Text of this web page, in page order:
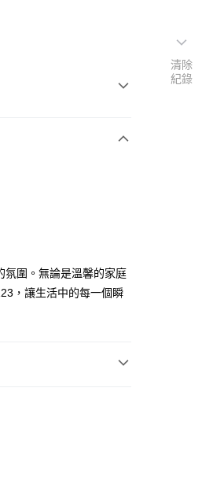
氛圍。無論是溫馨的家庭
，讓生活中的每一個瞬
清除
紀錄